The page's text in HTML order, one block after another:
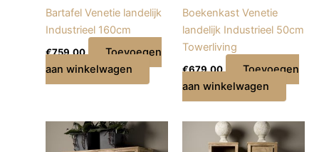
Bartafel Venetie landelijk
Industrieel 160cm
€759,00
Toevoegen
aan winkelwagen
Boekenkast Venetie
landelijk Industrieel 50cm
Towerliving
€679,00
Toevoegen
aan winkelwagen